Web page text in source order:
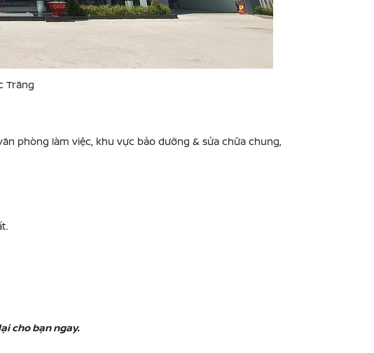
Trăng
phòng làm việc, khu vực bảo dưỡng & sửa chữa chung,
cho bạn ngay.